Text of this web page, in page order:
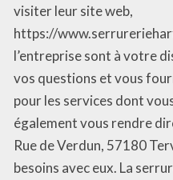
visiter leur site web,
https://
l’entreprise sont à votre
vos questions et vous
pour les services dont
également vous rendre
Rue de Verdun, 57180
besoins avec eux. La